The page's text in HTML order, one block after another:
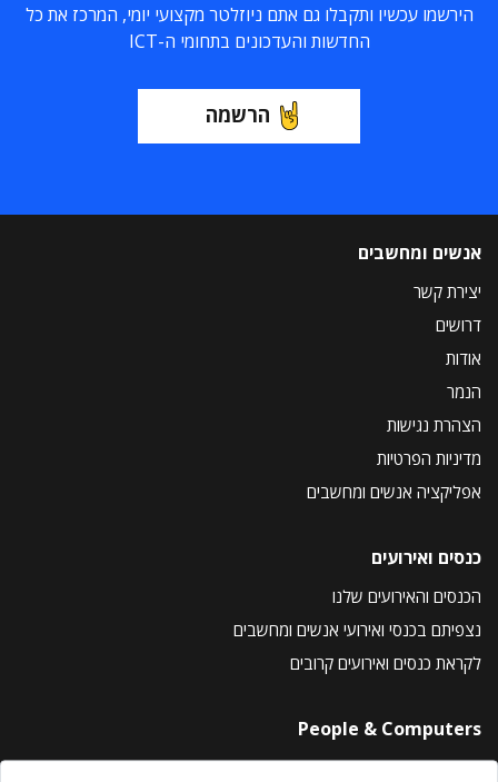
הירשמו עכשיו ותקבלו גם אתם ניוזלטר מקצועי יומי, המרכז את כל
החדשות והעדכונים בתחומי ה-ICT
הרשמה
אנשים ומחשבים
יצירת קשר
דרושים
אודות
הנמר
הצהרת נגישות
מדיניות הפרטיות
אפליקציה אנשים ומחשבים
כנסים ואירועים
הכנסים והאירועים שלנו
נצפיתם בכנסי ואירועי אנשים ומחשבים
לקראת כנסים ואירועים קרובים
People & Computers
About Us